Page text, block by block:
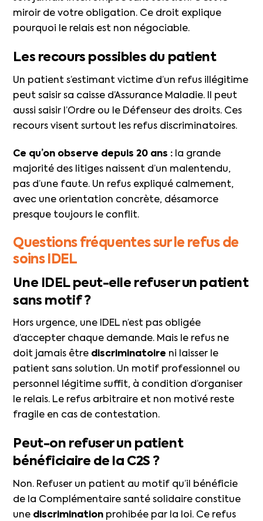
miroir de votre obligation. Ce droit explique
pourquoi le relais est non négociable.
Les recours possibles du patient
Un patient s’estimant victime d’un refus illégitime
peut saisir sa caisse d’Assurance Maladie. Il peut
aussi saisir l’Ordre ou le Défenseur des droits. Ces
recours visent surtout les refus discriminatoires.
Ce qu’on observe depuis 20 ans : la grande
majorité des litiges naissent d’un malentendu,
pas d’une faute. Un refus expliqué calmement,
avec une orientation concrète, désamorce
presque toujours le conflit.
Questions fréquentes sur le refus de
soins IDEL
Une IDEL peut-elle refuser un patient
sans motif ?
Hors urgence, une IDEL n’est pas obligée
d’accepter chaque demande. Mais le refus ne
doit jamais être discriminatoire ni laisser le
patient sans solution. Un motif professionnel ou
personnel légitime suffit, à condition d’organiser
le relais. Le refus arbitraire et non motivé reste
fragile en cas de contestation.
Peut-on refuser un patient
bénéficiaire de la C2S ?
Non. Refuser un patient au motif qu’il bénéficie
de la Complémentaire santé solidaire constitue
une discrimination prohibée par la loi. Ce refus